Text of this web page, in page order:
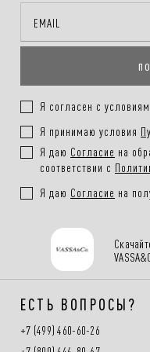
Онлайн-оплата на сайте,
заказа
Я согласен с
Я принимаю условия
Я даю Согласие на
соответствии с
Я даю Согласие на
ЕСТЬ ВОПРОСЫ?
+7 (499) 460-60-26